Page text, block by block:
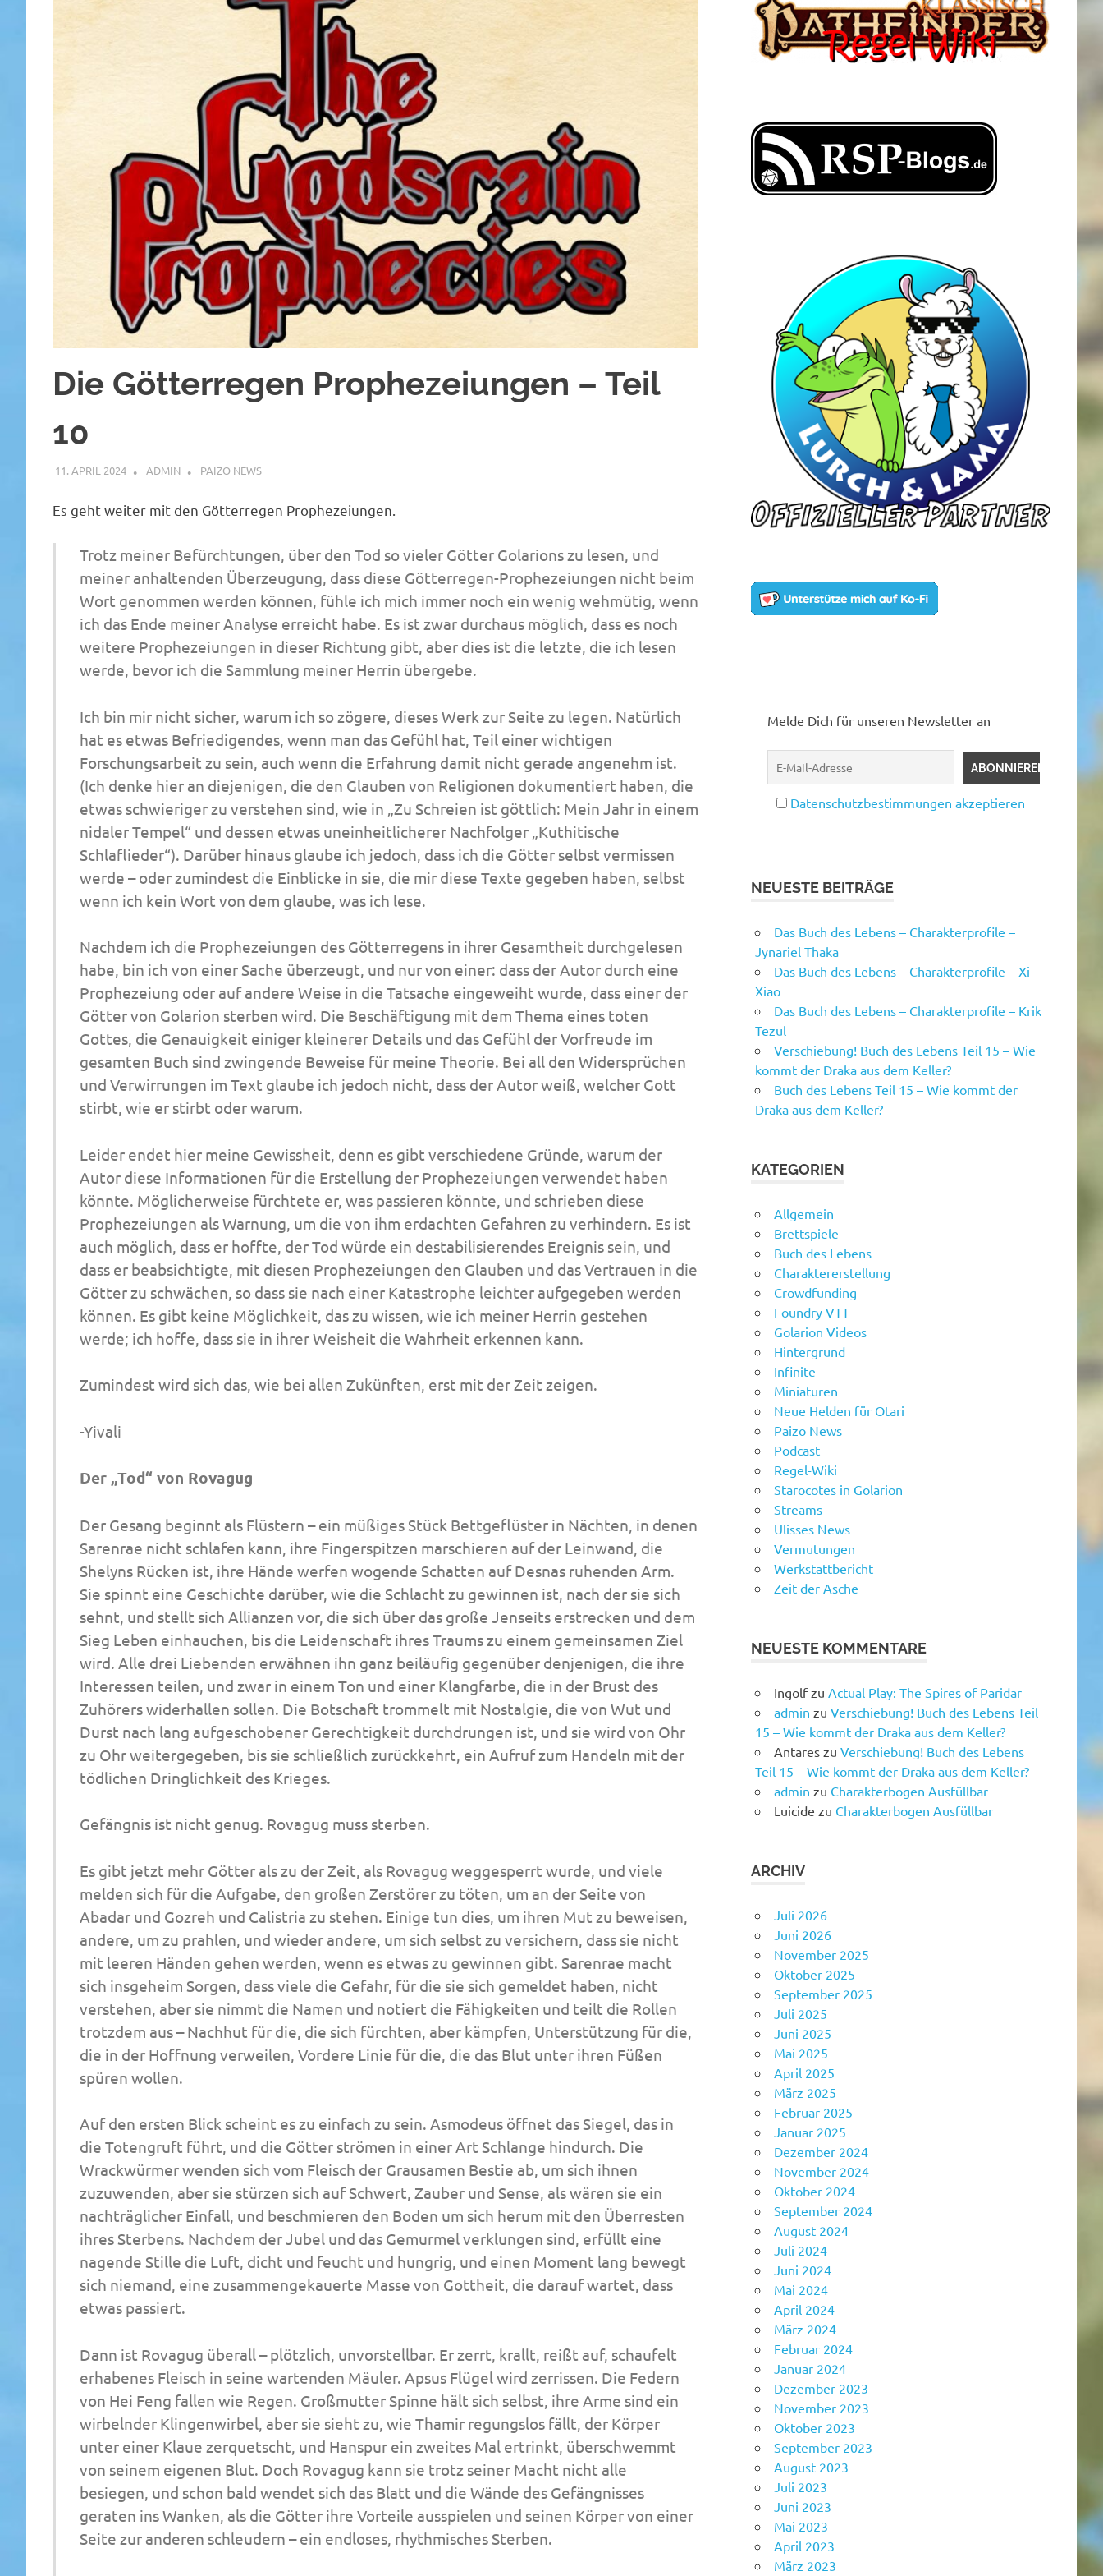
Die Götterregen Prophezeiungen – Teil
10
11. APRIL 2024 ADMIN PAIZO NEWS
Es geht weiter mit den Götterregen Prophezeiungen.
Trotz meiner Befürchtungen, über den Tod so vieler Götter Golarions zu lesen, und
meiner anhaltenden Überzeugung, dass diese Götterregen-Prophezeiungen nicht beim
Wort genommen werden können, fühle ich mich immer noch ein wenig wehmütig, wenn
ich das Ende meiner Analyse erreicht habe. Es ist zwar durchaus möglich, dass es noch
weitere Prophezeiungen in dieser Richtung gibt, aber dies ist die letzte, die ich lesen
werde, bevor ich die Sammlung meiner Herrin übergebe.
Ich bin mir nicht sicher, warum ich so zögere, dieses Werk zur Seite zu legen. Natürlich
hat es etwas Befriedigendes, wenn man das Gefühl hat, Teil einer wichtigen
Forschungsarbeit zu sein, auch wenn die Erfahrung damit nicht gerade angenehm ist.
(Ich denke hier an diejenigen, die den Glauben von Religionen dokumentiert haben, die
etwas schwieriger zu verstehen sind, wie in „Zu Schreien ist göttlich: Mein Jahr in einem
nidaler Tempel“ und dessen etwas uneinheitlicherer Nachfolger„Kuthitische
Schlaflieder“). Darüber hinaus glaube ich jedoch, dass ich die Götter selbst vermissen
werde – oder zumindest die Einblicke in sie, die mir diese Texte gegeben haben, selbst
wenn ich kein Wort von dem glaube, was ich lese.
Nachdem ich die Prophezeiungen des Götterregens in ihrer Gesamtheit durchgelesen
habe, bin ich von einer Sache überzeugt, und nur von einer: dass der Autor durch eine
Prophezeiung oder auf andere Weise in die Tatsache eingeweiht wurde, dass einer der
Götter von Golarion sterben wird. Die Beschäftigung mit dem Thema eines toten
Gottes, die Genauigkeit einiger kleinerer Details und das Gefühl der Vorfreude im
gesamten Buch sind zwingende Beweise für meine Theorie. Bei all den Widersprüchen
und Verwirrungen im Text glaube ich jedoch nicht, dass der Autor weiß, welcher Gott
stirbt, wie er stirbt oder warum.
Leider endet hier meine Gewissheit, denn es gibt verschiedene Gründe, warum der
Autor diese Informationen für die Erstellung der Prophezeiungen verwendet haben
könnte. Möglicherweise fürchtete er, was passieren könnte, und schrieben diese
Prophezeiungen als Warnung, um die von ihm erdachten Gefahren zu verhindern. Es ist
auch möglich, dass er hoffte, der Tod würde ein destabilisierendes Ereignis sein, und
dass er beabsichtigte, mit diesen Prophezeiungen den Glauben und das Vertrauen in die
Götter zu schwächen, so dass sie nach einer Katastrophe leichter aufgegeben werden
können. Es gibt keine Möglichkeit, das zu wissen, wie ich meiner Herrin gestehen
werde; ich hoffe, dass sie in ihrer Weisheit die Wahrheit erkennen kann.
Zumindest wird sich das, wie bei allen Zukünften, erst mit der Zeit zeigen.
-Yivali
Der „Tod“ von Rovagug
Der Gesang beginnt als Flüstern – ein müßiges Stück Bettgeflüster in Nächten, in denen
Sarenrae nicht schlafen kann, ihre Fingerspitzen marschieren auf der Leinwand, die
Shelyns Rücken ist, ihre Hände werfen wogende Schatten auf Desnas ruhenden Arm.
Sie spinnt eine Geschichte darüber, wie die Schlacht zu gewinnen ist, nach der sie sich
sehnt, und stellt sich Allianzen vor, die sich über das große Jenseits erstrecken und dem
Sieg Leben einhauchen, bis die Leidenschaft ihres Traums zu einem gemeinsamen Ziel
wird. Alle drei Liebenden erwähnen ihn ganz beiläufig gegenüber denjenigen, die ihre
Interessen teilen, und zwar in einem Ton und einer Klangfarbe, die in der Brust des
Zuhörers widerhallen sollen. Die Botschaft trommelt mit Nostalgie, die von Wut und
Durst nach lang aufgeschobener Gerechtigkeit durchdrungen ist, und sie wird von Ohr
zu Ohr weitergegeben, bis sie schließlich zurückkehrt, ein Aufruf zum Handeln mit der
tödlichen Dringlichkeit des Krieges.
Gefängnis ist nicht genug. Rovagug muss sterben.
Es gibt jetzt mehr Götter als zu der Zeit, als Rovagug weggesperrt wurde, und viele
melden sich für die Aufgabe, den großen Zerstörer zu töten, um an der Seite von
Abadar und Gozreh und Calistria zu stehen. Einige tun dies, um ihren Mut zu beweisen,
andere, um zu prahlen, und wieder andere, um sich selbst zu versichern, dass sie nicht
mit leeren Händen gehen werden, wenn es etwas zu gewinnen gibt. Sarenrae macht
sich insgeheim Sorgen, dass viele die Gefahr, für die sie sich gemeldet haben, nicht
verstehen, aber sie nimmt die Namen und notiert die Fähigkeiten und teilt die Rollen
trotzdem aus – Nachhut für die, die sich fürchten, aber kämpfen, Unterstützung für die,
die in der Hoffnung verweilen, Vordere Linie für die, die das Blut unter ihren Füßen
spüren wollen.
Auf den ersten Blick scheint es zu einfach zu sein. Asmodeus öffnet das Siegel, das in
die Totengruft führt, und die Götter strömen in einer Art Schlange hindurch. Die
Wrackwürmer wenden sich vom Fleisch der Grausamen Bestie ab, um sich ihnen
zuzuwenden, aber sie stürzen sich auf Schwert, Zauber und Sense, als wären sie ein
nachträglicher Einfall, und beschmieren den Boden um sich herum mit den Überresten
ihres Sterbens. Nachdem der Jubel und das Gemurmel verklungen sind, erfüllt eine
nagende Stille die Luft, dicht und feucht und hungrig, und einen Moment lang bewegt
sich niemand, eine zusammengekauerte Masse von Gottheit, die darauf wartet, dass
etwas passiert.
Dann ist Rovagug überall – plötzlich, unvorstellbar. Er zerrt, krallt, reißt auf, schaufelt
erhabenes Fleisch in seine wartenden Mäuler. Apsus Flügel wird zerrissen. Die Federn
von Hei Feng fallen wie Regen. Großmutter Spinne hält sich selbst, ihre Arme sind ein
wirbelnder Klingenwirbel, aber sie sieht zu, wie Thamir regungslos fällt, der Körper
unter einer Klaue zerquetscht, und Hanspur ein zweites Mal ertrinkt, überschwemmt
von seinem eigenen Blut. Doch Rovagug kann sie trotz seiner Macht nicht alle
besiegen, und schon bald wendet sich das Blatt und die Wände des Gefängnisses
geraten ins Wanken, als die Götter ihre Vorteile ausspielen und seinen Körper von einer
Seite zur anderen schleudern – ein endloses, rhythmisches Sterben.
Melde Dich für unseren Newsletter an
Datenschutzbestimmungen akzeptieren
NEUESTE BEITRÄGE
Das Buch des Lebens – Charakterprofile –
Jynariel Thaka
Das Buch des Lebens – Charakterprofile – Xi
Xiao
Das Buch des Lebens – Charakterprofile – Krik
Tezul
Verschiebung! Buch des Lebens Teil 15 – Wie
kommt der Draka aus dem Keller?
Buch des Lebens Teil 15 – Wie kommt der
Draka aus dem Keller?
KATEGORIEN
Allgemein
Brettspiele
Buch des Lebens
Charaktererstellung
Crowdfunding
Foundry VTT
Golarion Videos
Hintergrund
Infinite
Miniaturen
Neue Helden für Otari
Paizo News
Podcast
Regel-Wiki
Starocotes in Golarion
Streams
Ulisses News
Vermutungen
Werkstattbericht
Zeit der Asche
NEUESTE KOMMENTARE
Ingolfzu Actual Play: The Spires of Paridar
admin zu Verschiebung! Buch des Lebens Teil
15 – Wie kommt der Draka aus dem Keller?
Antares zu Verschiebung! Buch des Lebens
Teil 15 – Wie kommt der Draka aus dem Keller?
admin zu Charakterbogen Ausfüllbar
Luicide zu Charakterbogen Ausfüllbar
ARCHIV
Juli 2026
Juni 2026
November 2025
Oktober 2025
September 2025
Juli 2025
Juni 2025
Mai 2025
April 2025
März 2025
Februar 2025
Januar 2025
Dezember 2024
November 2024
Oktober 2024
September 2024
August 2024
Juli 2024
Juni 2024
Mai 2024
April 2024
März 2024
Februar 2024
Januar 2024
Dezember 2023
November 2023
Oktober 2023
September 2023
August 2023
Juli 2023
Juni 2023
Mai 2023
April 2023
März 2023